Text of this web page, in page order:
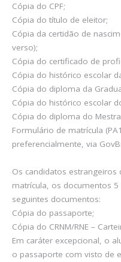
Cópia do CPF;
Cópia do título de eleitor;
Cópia da certidão de
verso);
Cópia do certificado de
Cópia do histórico escolar
Cópia do diploma da
Cópia do histórico escolar
Cópia do diploma do
Formulário de matrícula
preferencialmente, via
Os candidatos
matrícula, os documentos
seguintes documentos:
Cópia do passaporte;
Cópia do CRNM/RNE –
Em caráter excepcional, o
o passaporte com visto de